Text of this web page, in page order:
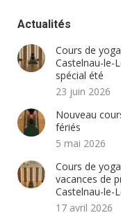
Actualités
Cours de
Castelnau-le-
spécial été
23 juin 2026
Nouveau
fériés
5 mai 2026
Cours de
vacances de
Castelnau-le-
17 avril 2026